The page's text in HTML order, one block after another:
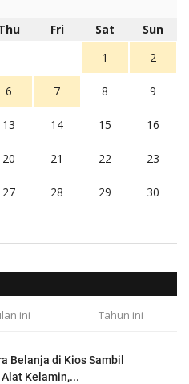
Fri Sat
Sun
1
2
6 7 8 9
13 14 15 16
20 21 22 23
27 28 29 30
ini Tahun ini
Belanja di Kios Sambil
Kelamin,...